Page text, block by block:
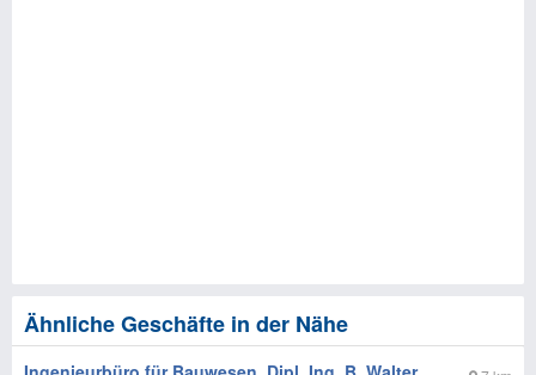
Ähnliche Geschäfte in der Nähe